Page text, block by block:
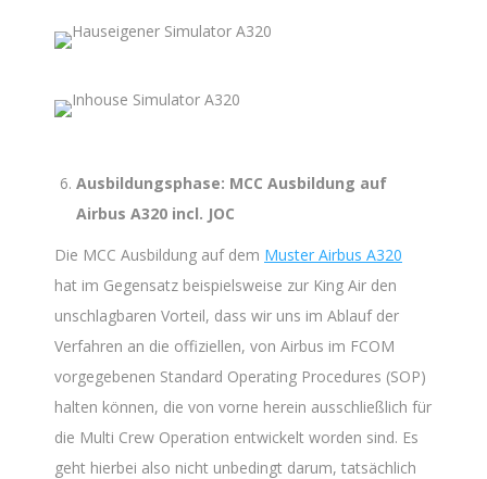
Ausbildungsphase: MCC Ausbildung auf
Airbus A320 incl. JOC
Die MCC Ausbildung auf dem Muster Airbus A320
hat im Gegensatz beispielsweise zur King Air den
unschlagbaren Vorteil, dass wir uns im Ablauf der
Verfahren an die offiziellen, von Airbus im FCOM
vorgegebenen Standard Operating Procedures (SOP)
halten können, die von vorne herein ausschließlich für
die Multi Crew Operation entwickelt worden sind. Es
geht hierbei also nicht unbedingt darum, tatsächlich